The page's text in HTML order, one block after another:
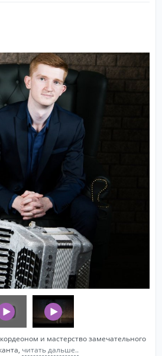
и мастерство замечательного
читать дальше..